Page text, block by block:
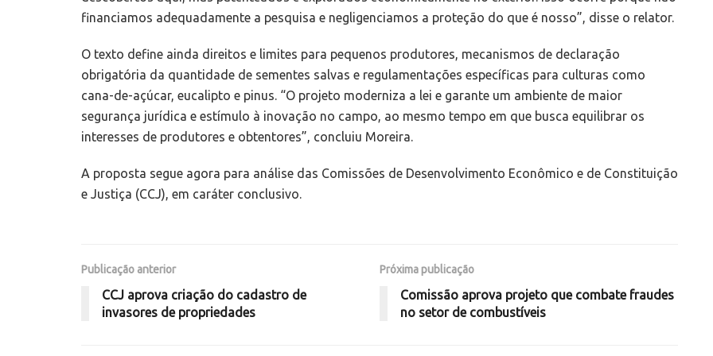
financiamos adequadamente a pesquisa e negligenciamos a proteção do que é nosso”, disse o relator.
O texto define ainda direitos e limites para pequenos produtores, mecanismos de declaração
obrigatória da quantidade de sementes salvas e regulamentações específicas para culturas como
cana-de-açúcar, eucalipto e pinus. “O projeto moderniza a lei e garante um ambiente de maior
segurança jurídica e estímulo à inovação no campo, ao mesmo tempo em que busca equilibrar os
interesses de produtores e obtentores”, concluiu Moreira.
A proposta segue agora para análise das Comissões de Desenvolvimento Econômico e de Constituição
e Justiça (CCJ), em caráter conclusivo.
Publicação anterior
CCJ aprova criação do cadastro de
invasores de propriedades
Próxima publicação
Comissão aprova projeto que combate fraudes
no setor de combustíveis